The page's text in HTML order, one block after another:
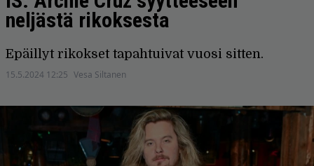
neljästä rikoksesta
Epäillyt rikokset tapahtuivat vuosi sitten.
15.5.2024 12:25 Vesa Siltanen